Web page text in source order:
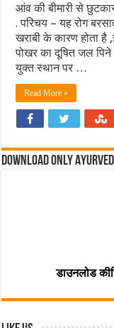
आंव की बीमारी से
. परिचय – यह रोग
खराबी के कारण होता है
पोखर का दूषित जल
युक्त स्थान पर …
Read More »
Download Only
डाउनलोड